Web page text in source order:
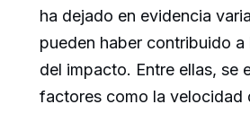
ha dejado en evidencia
pueden haber contribuido a
del impacto. Entre ellas, se
factores como la velocidad